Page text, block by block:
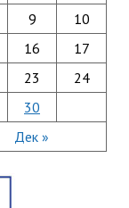
Дек »
9
10
16
17
23
24
30